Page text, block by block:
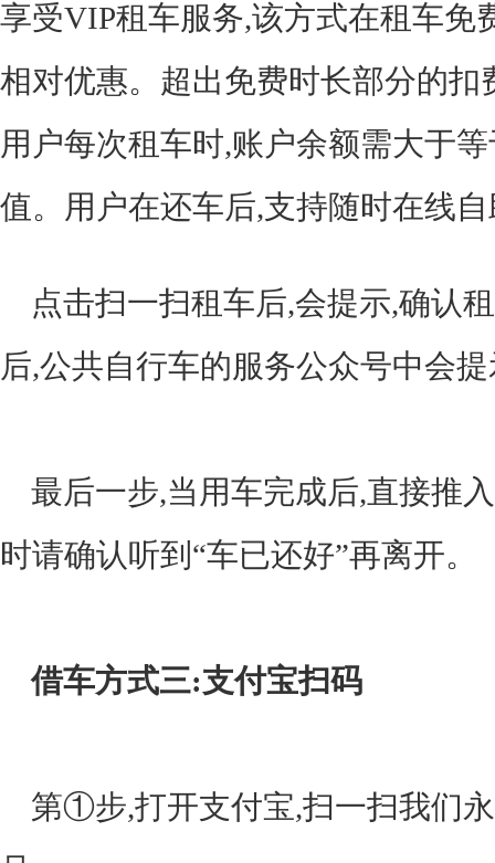
享受VIP租车服务,该方式在租车免
相对优惠。超出免费时长部分的扣
用户每次租车时,账户余额需大于
值。用户在还车后,支持随时在线
点击扫一扫租车后,会提示,确认
后,公共自行车的服务公众号中会
最后一步,当用车完成后,直接推
时请确认听到“车已还好”再离开。
借车方式三:支付宝扫码
第①步,打开支付宝,扫一扫我们